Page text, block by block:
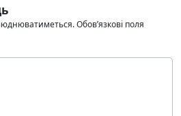
Обов’язкові поля